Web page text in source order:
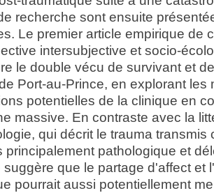
recherche sont ensuite
Le premier article empirique de
intersubjective et socio-
le double vécu de survivant et
Port-au-Prince, en explorant les
potentielles de la clinique en
massive. En contraste avec la
qui décrit le trauma transmis
principalement pathologique et
suggère que le partage d'affect et
pourrait aussi potentiellement